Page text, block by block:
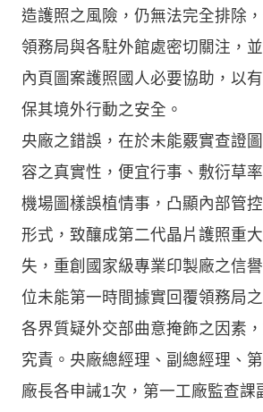
造護照之風險，仍無法完全排除
領務局與各駐外館處密切關注，
內頁圖案護照國人必要協助，以
保其境外行動之安全。
央廠之錯誤，在於未能覈實查證
容之真實性，便宜行事、敷衍草
機場圖樣誤植情事，凸顯內部管
形式，致釀成第二代晶片護照重
失，重創國家級專業印製廠之信
位未能第一時間據實回覆領務局
各界質疑外交部曲意掩飾之因素
究責。央廠總經理、副總經理、
廠長各申誡1次，第一工廠監查課